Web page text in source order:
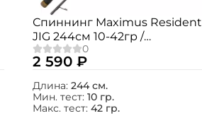
Спиннинг Maximus Resident
JIG 244см 10-42гр /
MJSSRE244MH
2 590 ₽
Длина: 244 см.
Мин. тест: 10 гр.
Макс. тест: 42 гр.